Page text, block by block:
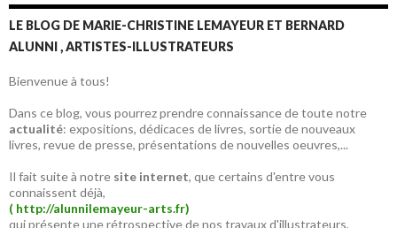
LE BLOG DE MARIE-CHRISTINE LEMAYEUR ET BERNARD
ALUNNI , ARTISTES-ILLUSTRATEURS
Bienvenue à tous!
Dans ce blog, vous pourrez prendre connaissance de toute notre
actualité: expositions, dédicaces de livres, sortie de nouveaux
livres, revue de presse, présentations de nouvelles oeuvres,...
Il fait suite à notre site internet, que certains d'entre vous
connaissent déjà,
( http://alunnilemayeur-arts.fr)
qui présente une rétrospective de nos travaux d'illustrateurs,